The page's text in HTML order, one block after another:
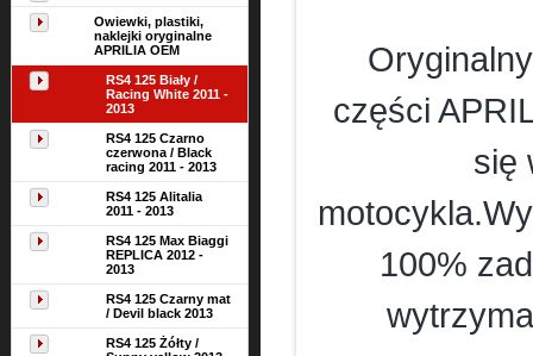
Owiewki, plastiki,
naklejki oryginalne
APRILIA OEM
RS4 125 Biały /
Racing White 2011 -
2013
RS4 125 Czarno
czerwona / Black
racing 2011 - 2013
RS4 125 Alitalia
2011 - 2013
RS4 125 Max Biaggi
REPLICA 2012 -
2013
RS4 125 Czarny mat
/ Devil black 2013
RS4 125 Żółty /
części
się
100%